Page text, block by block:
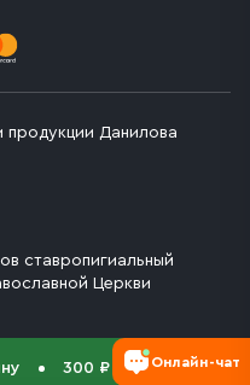
300 ₽
продукции Данилова
ставропигиальный
Церкви
Онлайн-чат